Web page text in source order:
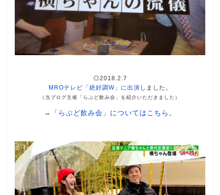
◎2018.2.7
MROテレビ「絶好調W」に出演 しました。
（当ブログ主催「らぶど飲み会」を紹介いただきました）
→ 「らぶど飲み会」についてはこちら 。